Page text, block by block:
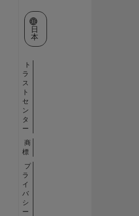
Web サイトの選択
日
本
ト
ラ
ス
ト
セ
ン
タ
ー
商
標
プ
ラ
イ
バ
シ
ー